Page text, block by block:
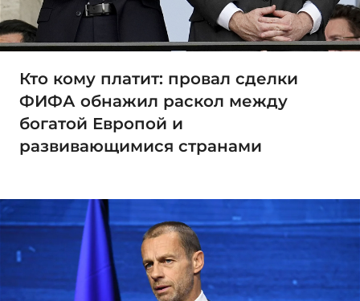
Кто кому платит: провал сделки
ФИФА обнажил раскол между
богатой Европой и
развивающимися странами